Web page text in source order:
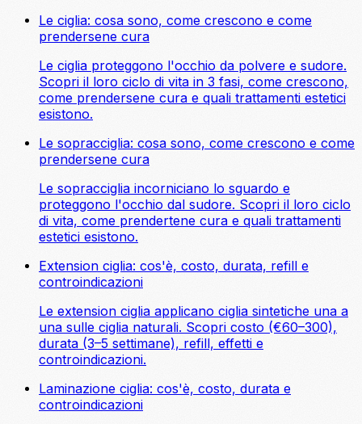
Le ciglia: cosa sono, come crescono e come
prendersene cura
Le ciglia proteggono l'occhio da polvere e sudore.
Scopri il loro ciclo di vita in 3 fasi, come crescono,
come prendersene cura e quali trattamenti estetici
esistono.
Le sopracciglia: cosa sono, come crescono e come
prendersene cura
Le sopracciglia incorniciano lo sguardo e
proteggono l'occhio dal sudore. Scopri il loro ciclo
di vita, come prendertene cura e quali trattamenti
estetici esistono.
Extension ciglia: cos'è, costo, durata, refill e
controindicazioni
Le extension ciglia applicano ciglia sintetiche una a
una sulle ciglia naturali. Scopri costo (€60–300),
durata (3–5 settimane), refill, effetti e
controindicazioni.
Laminazione ciglia: cos'è, costo, durata e
controindicazioni